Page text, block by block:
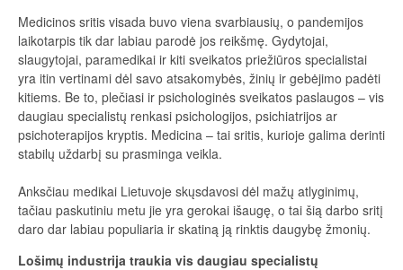
Medicinos sritis visada buvo viena svarbiausių, o pandemijos
laikotarpis tik dar labiau parodė jos reikšmę. Gydytojai,
slaugytojai, paramedikai ir kiti sveikatos priežiūros specialistai
yra itin vertinami dėl savo atsakomybės, žinių ir gebėjimo padėti
kitiems. Be to, plečiasi ir psichologinės sveikatos paslaugos – vis
daugiau specialistų renkasi psichologijos, psichiatrijos ar
psichoterapijos kryptis. Medicina – tai sritis, kurioje galima derinti
stabilų uždarbį su prasminga veikla.
Anksčiau medikai Lietuvoje skųsdavosi dėl mažų atlyginimų,
tačiau paskutiniu metu jie yra gerokai išaugę, o tai šią darbo sritį
daro dar labiau populiaria ir skatiną ją rinktis daugybę žmonių.
Lošimų industrija traukia vis daugiau specialistų